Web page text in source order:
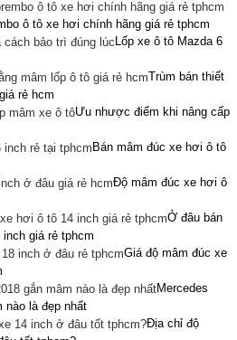
ô tô xe hơi chính hãng giá rẻ tphcm
Lốp xe ô tô Mazda 6
Trùm bán thiết
rẻ hcm
Ưu nhược điểm khi nâng cấp
Bán mâm đúc xe hơi ô tô
Độ mâm đúc xe hơi ô
Ở đâu bán
giá rẻ tphcm
Giá độ mâm đúc xe
Mercedes
nào là đẹp nhất
Địa chỉ độ